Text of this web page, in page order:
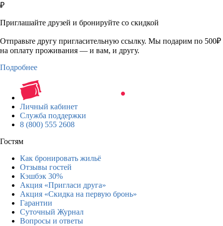
₽
Приглашайте друзей и бронируйте со скидкой
Отправьте другу пригласительную ссылку. Мы подарим по 500₽
на оплату проживания — и вам, и другу.
Подробнее
Личный кабинет
Служба поддержки
8 (800) 555 2608
Гостям
Как бронировать жильё
Отзывы гостей
Кэшбэк 30%
Акция «Пригласи друга»
Акция «Скидка на первую бронь»
Гарантии
Суточный Журнал
Вопросы и ответы